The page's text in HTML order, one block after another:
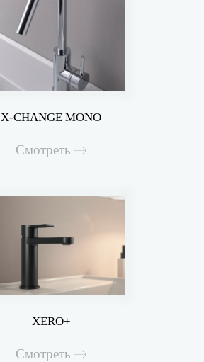
X-CHANGE MONO
Смотреть
XERO+
Смотреть